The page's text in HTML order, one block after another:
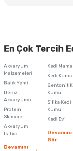
Aqua Reef armatürler,
aşamasında
yaklaştırarak akvaryum
içindeki canlıların stres
diatom süreçlerinin de
En Çok Tercih
Akvaryum
Malzemeleri
Balık Yemi
Deniz
Akvaryumu
Protein
Skimmer
Akvaryum
Isıtıcı
Devamını
Kedi
Kedi Kumu
Bentonit
Kumu
Silika Kedi
Kumu
Kedi Evi
Devamını
Gör